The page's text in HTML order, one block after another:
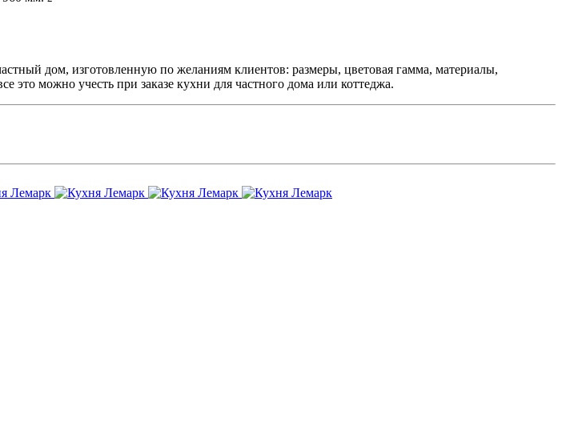
дом, изготовленную по желаниям клиентов: размеры, цветовая гамма, материалы,
это можно учесть при заказе кухни для частного дома или коттеджа.